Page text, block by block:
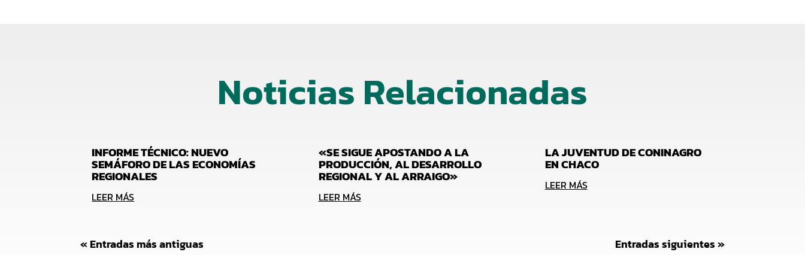
Noticias Relacionadas
INFORME TÉCNICO: NUEVO
SEMÁFORO DE LAS ECONOMÍAS
REGIONALES
LEER MÁS
«SE SIGUE APOSTANDO A LA
PRODUCCIÓN, AL DESARROLLO
REGIONAL Y AL ARRAIGO»
LEER MÁS
LA JUVENTUD DE CONINAGRO
EN CHACO
LEER MÁS
« Entradas más antiguas Entradas siguientes »